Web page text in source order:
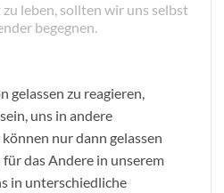
leben, sollten wir uns selbst
begegnen.
gelassen zu reagieren,
uns in andere
nur dann gelassen
das Andere in unserem
in unterschiedliche